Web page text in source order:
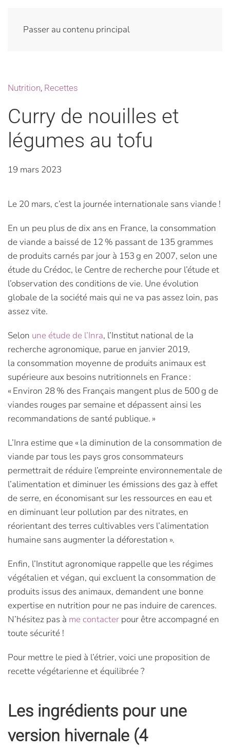
Passer au contenu principal
Nutrition, Recettes
Curry de nouilles et
légumes au tofu
19 mars 2023
Le 20 mars, c’est la journée internationale sans viande !
En un peu plus de dix ans en France, la consommation
de viande a baissé de 12 % passant de 135 grammes
de produits carnés par jour à 153 g en 2007, selon une
étude du Crédoc, le Centre de recherche pour l’étude et
l’observation des conditions de vie. Une évolution
globale de la société mais qui ne va pas assez loin, pas
assez vite.
Selon une étude de l’Inra, l’Institut national de la
recherche agronomique, parue en janvier 2019,
la consommation moyenne de produits animaux est
supérieure aux besoins nutritionnels en France :
« Environ 28 % des Français mangent plus de 500 g de
viandes rouges par semaine et dépassent ainsi les
recommandations de santé publique. »
L’Inra estime que « la diminution de la consommation de
viande par tous les pays gros consommateurs
permettrait de réduire l’empreinte environnementale de
l’alimentation et diminuer les émissions des gaz à effet
de serre, en économisant sur les ressources en eau et
en diminuant leur pollution par des nitrates, en
réorientant des terres cultivables vers l’alimentation
humaine sans augmenter la déforestation ».
Enfin, l’Institut agronomique rappelle que les régimes
végétalien et végan, qui excluent la consommation de
produits issus des animaux, demandent une bonne
expertise en nutrition pour ne pas induire de carences.
N’hésitez pas à me contacter pour être accompagné en
toute sécurité !
Pour mettre le pied à l’étrier, voici une proposition de
recette végétarienne et équilibrée ?
Les ingrédients pour une
version hivernale (4